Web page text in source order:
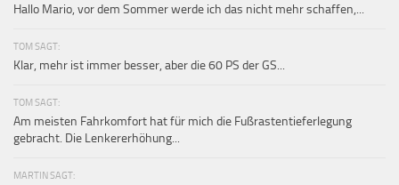
Hallo Mario, vor dem Sommer werde ich das nicht mehr schaffen,...
TOM SAGT:
Klar, mehr ist immer besser, aber die 60 PS der GS...
TOM SAGT:
Am meisten Fahrkomfort hat für mich die Fußrastentieferlegung
gebracht. Die Lenkererhöhung...
MARTIN SAGT: